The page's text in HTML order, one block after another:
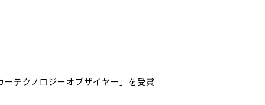
テクノロジーオブザイヤー」を受賞